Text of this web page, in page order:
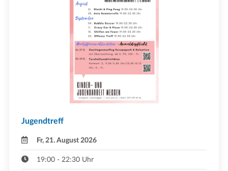
Jugendtreff
Fr, 21. August 2026
19:00 - 22:30 Uhr